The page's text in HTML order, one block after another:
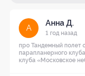
А
Анна Д.
1 год назад
про Тандемный полет
парапланерного
клуба «Московское